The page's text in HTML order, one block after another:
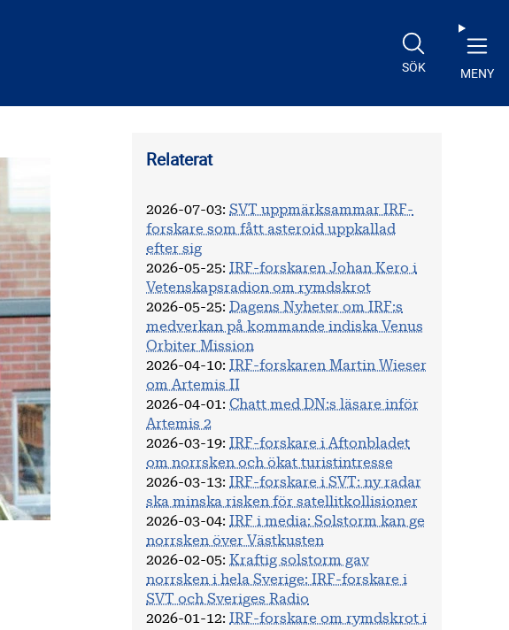
SÖK MENY
Relaterat
2026-07-03: SVT uppmärksammar IRF-
forskare som fått asteroid uppkallad
efter sig
2026-05-25:
IRF-forskaren Johan Kero i
Vetenskapsradion om rymdskrot
2026-05-25:
Dagens Nyheter om IRF:s
medverkan på kommande indiska Venus
Orbiter Mission
2026-04-10:
IRF-forskaren Martin Wieser
om Artemis II
2026-04-01 : Chatt med DN:s läsare inför
Artemis 2
2026-03-19:
IRF-forskare i Aftonbladet
om norrsken och ökat turistintresse
2026-03-13:
IRF-forskare i SVT: ny radar
ska minska risken för satellitkollisioner
2026-03-04:
IRF i media: Solstorm kan ge
norrsken över Västkusten
2026-02-05: Kraftig solstorm gav
norrsken i hela Sverige: IRF-forskare i
SVT och Sveriges Radio
2026-01-12:
IRF-forskare om rymdskrot i